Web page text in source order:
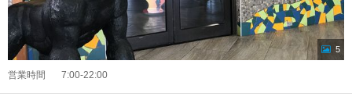
5
営業時間 7:00-22:00